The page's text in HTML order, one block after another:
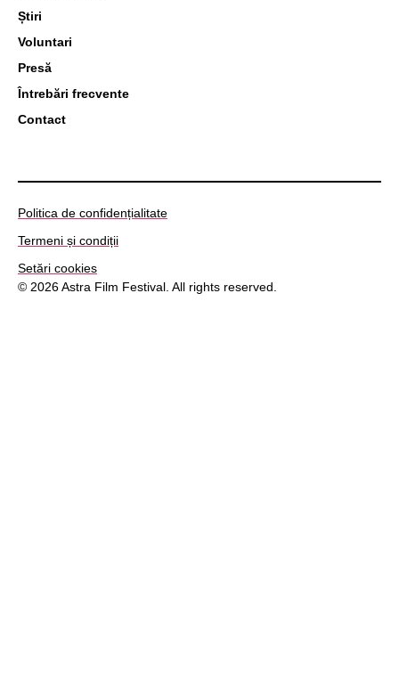
Știri
Voluntari
Presă
Întrebări frecvente
Contact
Politica de confidențialitate
Termeni și condiții
Setări cookies
© 2026 Astra Film Festival. All rights reserved.